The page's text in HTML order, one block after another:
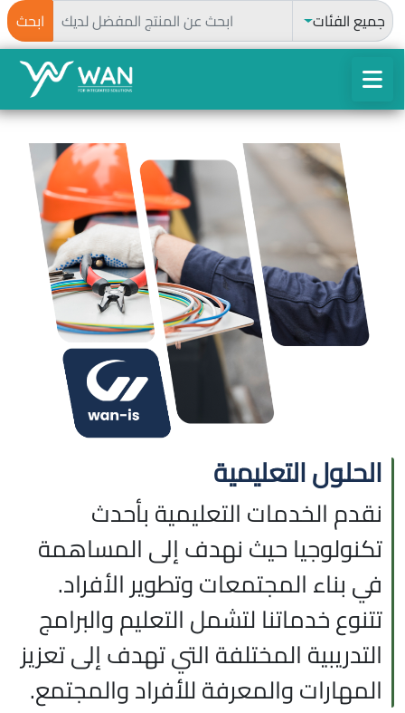
جميع الفئات
ابحث ابحث
الحلول التعليمية
نقدم الخدمات التعليمية بأحدث
تكنولوجيا حيث نهدف إلى المساهمة
في بناء المجتمعات وتطوير الأفراد.
تتنوع خدماتنا لتشمل التعليم والبرامج
التدريبية المختلفة التي تهدف إلى تعزيز
المهارات والمعرفة للأفراد والمجتمع.